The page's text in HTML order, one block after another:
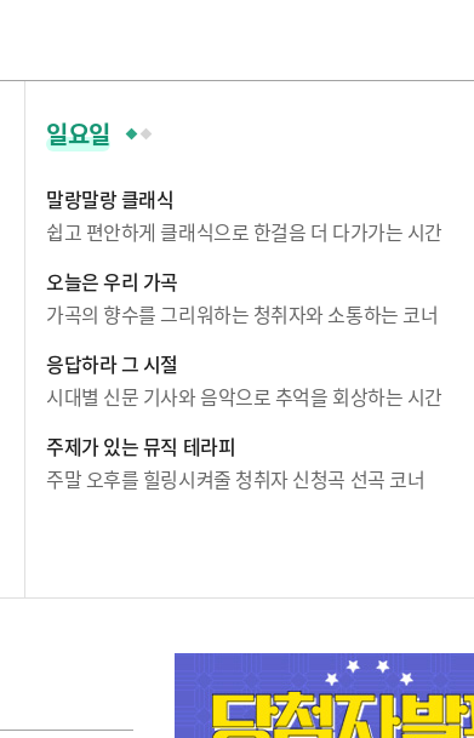
일요일
말랑말랑 클래식
쉽고 편안하게 클래식으로 한걸음 더 다가가는 시간
오늘은 우리 가곡
가곡의 향수를 그리워하는 청취자와 소통하는 코너
응답하라 그 시절
시대별 신문 기사와 음악으로 추억을 회상하는 시간
주제가 있는 뮤직 테라피
주말 오후를 힐링시켜줄 청취자 신청곡 선곡 코너